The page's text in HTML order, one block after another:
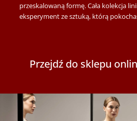
przeskalowaną formę. Cała kolekcja
eksperyment ze sztuką, którą
Przejdź do sklepu